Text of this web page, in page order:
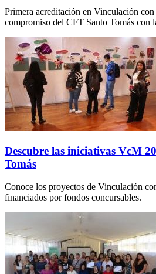
Primera acreditación en Vinculación
compromiso del CFT Santo Tomás con
Descubre las iniciativas VcM
Tomás
Conoce los proyectos de Vinculación
financiados por fondos concursables.